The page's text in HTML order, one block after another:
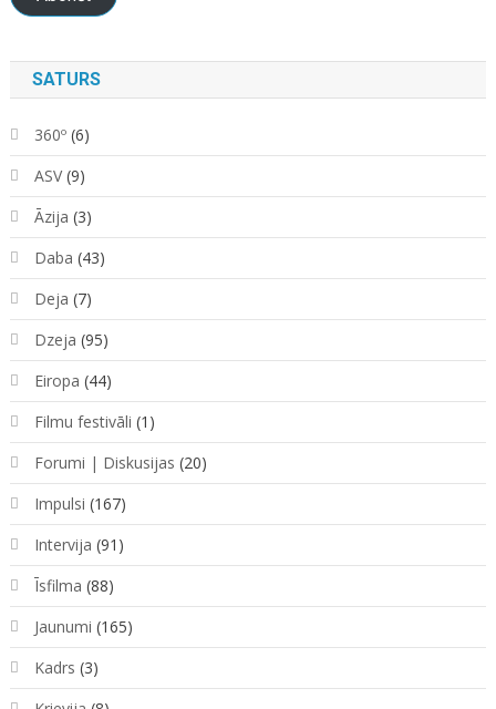
SATURS
360º(6)
ASV(9)
Āzija (3)
Daba (43)
Deja (7)
Dzeja (95)
Eiropa (44)
Filmu festivāli (1)
Forumi | Diskusijas (20)
Impulsi (167)
Intervija (91)
Īsfilma (88)
Jaunumi (165)
Kadrs (3)